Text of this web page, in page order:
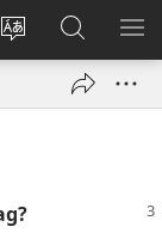
Vælg
Søg
på
JW.ORG
VIS